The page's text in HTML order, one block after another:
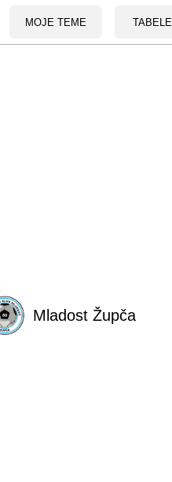
MOJE TEME TABELE
Mladost Župča